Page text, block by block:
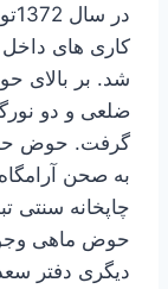
کاری های
شد. بر بالای
ضلعی و دو
به صحن
چاپخانه سنتی
حوض ماهی